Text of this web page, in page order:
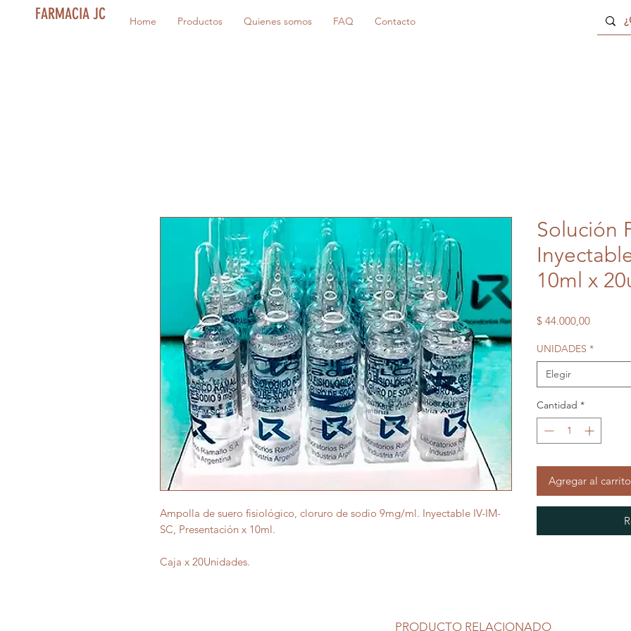
FARMACIA JC Home Productos Quienes somos FAQ Contacto
Ampolla de suero fisiológico, cloruro de sodio 9mg/ml. Inyectable IV-IM-
SC, Presentación x 10ml.
Caja x 20Unidades.
Solución
10ml x
$ 44.000,00Precio
UNIDADES *
Elegir
Cantidad *
Agregar al carrito
PRODUCTO RELACIONADO